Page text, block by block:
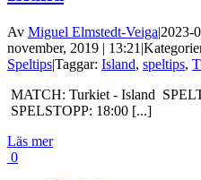
Av Miguel Elmstedt-Veiga|2023-
november, 2019 | 13:21 |
Speltips|Taggar: Island, speltips,
MATCH: Turkiet - Island
SPELSTOPP: 18:00 [...]
Läs mer
0